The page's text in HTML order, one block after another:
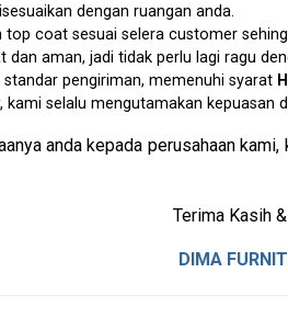
dengan ruangan anda.
coat sesuai selera customer
aman, jadi tidak perlu lagi ragu
pengiriman, memenuhi syarat
, kami selalu mengutamakan kepuasan
anda kepada perusahaan
Terima Kasih
DIMA